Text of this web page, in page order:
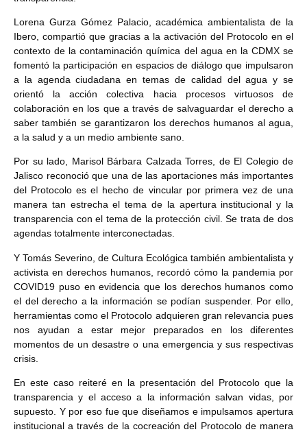
Lorena Gurza Gómez Palacio, académica ambientalista de la
Ibero, compartió que gracias a la activación del Protocolo en el
contexto de la contaminación química del agua en la CDMX se
fomentó la participación en espacios de diálogo que impulsaron
a la agenda ciudadana en temas de calidad del agua y se
orientó la acción colectiva hacia procesos virtuosos de
colaboración en los que a través de salvaguardar el derecho a
saber también se garantizaron los derechos humanos al agua,
a la salud y a un medio ambiente sano.
Por su lado, Marisol Bárbara Calzada Torres, de El Colegio de
Jalisco reconoció que una de las aportaciones más importantes
del Protocolo es el hecho de vincular por primera vez de una
manera tan estrecha el tema de la apertura institucional y la
transparencia con el tema de la protección civil. Se trata de dos
agendas totalmente interconectadas.
Y Tomás Severino, de Cultura Ecológica también ambientalista y
activista en derechos humanos, recordó cómo la pandemia por
COVID19 puso en evidencia que los derechos humanos como
el del derecho a la información se podían suspender. Por ello,
herramientas como el Protocolo adquieren gran relevancia pues
nos ayudan a estar mejor preparados en los diferentes
momentos de un desastre o una emergencia y sus respectivas
crisis.
En este caso reiteré en la presentación del Protocolo que la
transparencia y el acceso a la información salvan vidas, por
supuesto. Y por eso fue que diseñamos e impulsamos apertura
institucional a través de la cocreación del Protocolo de manera